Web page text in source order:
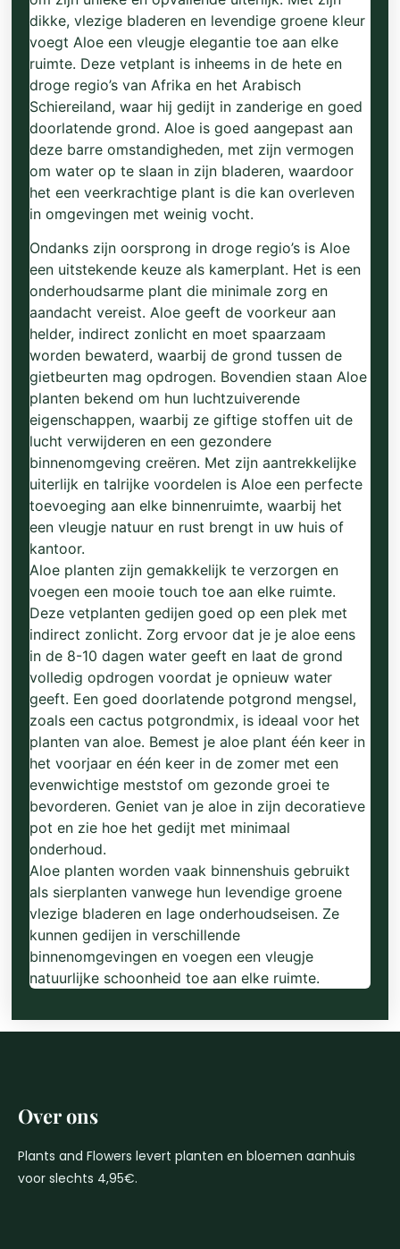
dikke, vlezige bladeren en levendige groene kleur
voegt Aloe een vleugje elegantie toe aan elke
ruimte. Deze vetplant is inheems in de hete en
droge regio’s van Afrika en het Arabisch
Schiereiland, waar hij gedijt in zanderige en goed
doorlatende grond. Aloe is goed aangepast aan
deze barre omstandigheden, met zijn vermogen
om water op te slaan in zijn bladeren, waardoor
het een veerkrachtige plant is die kan overleven
in omgevingen met weinig vocht.
Ondanks zijn oorsprong in droge regio’s is Aloe
een uitstekende keuze als kamerplant. Het is een
onderhoudsarme plant die minimale zorg en
aandacht vereist. Aloe geeft de voorkeur aan
helder, indirect zonlicht en moet spaarzaam
worden bewaterd, waarbij de grond tussen de
gietbeurten mag opdrogen. Bovendien staan Aloe
planten bekend om hun luchtzuiverende
eigenschappen, waarbij ze giftige stoffen uit de
lucht verwijderen en een gezondere
binnenomgeving creëren. Met zijn aantrekkelijke
uiterlijk en talrijke voordelen is Aloe een perfecte
toevoeging aan elke binnenruimte, waarbij het
een vleugje natuur en rust brengt in uw huis of
kantoor.
Aloe planten zijn gemakkelijk te verzorgen en
voegen een mooie touch toe aan elke ruimte.
Deze vetplanten gedijen goed op een plek met
indirect zonlicht. Zorg ervoor dat je je aloe eens
in de 8-10 dagen water geeft en laat de grond
volledig opdrogen voordat je opnieuw water
geeft. Een goed doorlatende potgrond mengsel,
zoals een cactus potgrondmix, is ideaal voor het
planten van aloe. Bemest je aloe plant één keer in
het voorjaar en één keer in de zomer met een
evenwichtige meststof om gezonde groei te
bevorderen. Geniet van je aloe in zijn decoratieve
pot en zie hoe het gedijt met minimaal
onderhoud.
Aloe planten worden vaak binnenshuis gebruikt
als sierplanten vanwege hun levendige groene
vlezige bladeren en lage onderhoudseisen. Ze
kunnen gedijen in verschillende
binnenomgevingen en voegen een vleugje
natuurlijke schoonheid toe aan elke ruimte.
Over ons
Plants and Flowers levert planten en bloemen aanhuis
voor slechts 4,95€.